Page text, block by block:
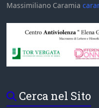
Massimiliano Caramia
Cerca nel Sito